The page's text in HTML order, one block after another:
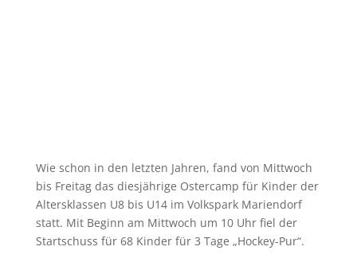
Wie schon in den letzten Jahren, fand von Mittwoch
bis Freitag das diesjährige Ostercamp für Kinder der
Altersklassen U8 bis U14 im Volkspark Mariendorf
statt. Mit Beginn am Mittwoch um 10 Uhr fiel der
Startschuss für 68 Kinder für 3 Tage „Hockey-Pur“.